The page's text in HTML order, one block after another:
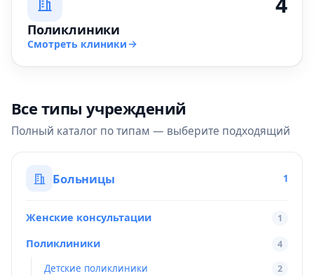
Поликлиники
Смотреть клиники
Все типы учреждений
Полный каталог по типам — выберите подходящий
Больницы 1
Женские консультации 1
Поликлиники 4
Детские поликлиники 2